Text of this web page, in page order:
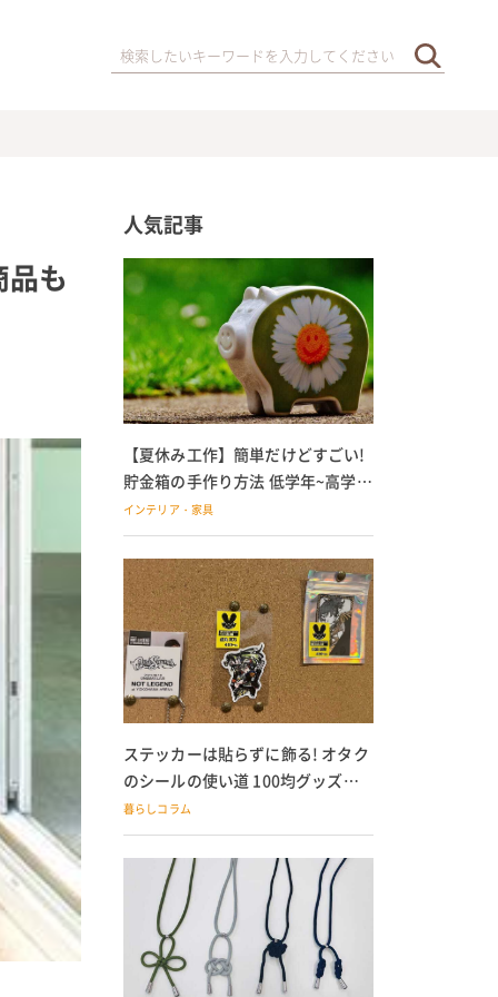
も
人気記事
【夏休み工作】簡単だけどすごい!
貯金箱の手作り方法 低学年~高学年
の子どもにも
インテリア・家具
ステッカーは貼らずに飾る! オタク
のシールの使い道 100均グッズで
の飾り方も
暮らしコラム